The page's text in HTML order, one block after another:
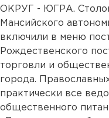
ОКРУГ - ЮГРА.
Мансийского
включили в меню
Рождественского
торговли и
города.
практически все
общественного